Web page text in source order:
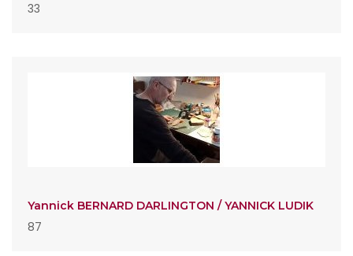
33
Yannick BERNARD DARLINGTON / YANNICK LUDIK
87